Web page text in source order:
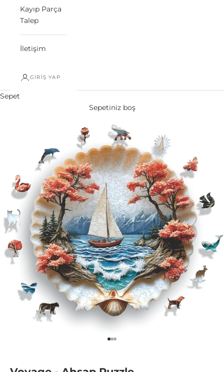
Kayıp Parça
Talep
İletişim
GIRIŞ YAP
Sepet
Sepetiniz boş
1 ögesine git
2 ögesine git
3 ögesine git